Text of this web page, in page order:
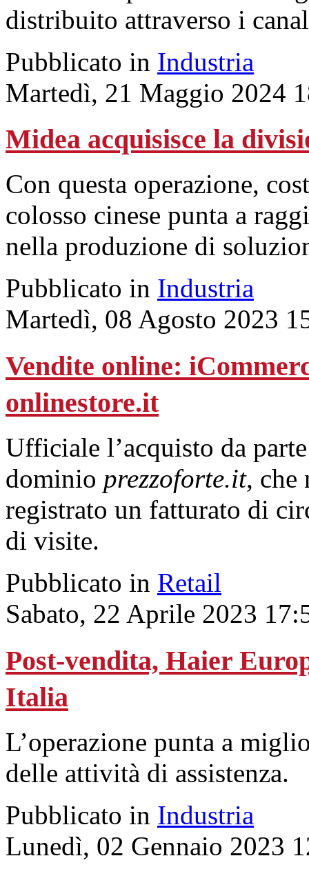
distribuito attraverso i
Pubblicato in Industria
Martedì, 21 Maggio 2024
Midea acquisisce la
Con questa operazione,
colosso cinese punta a
nella produzione di
Pubblicato in Industria
Martedì, 08 Agosto 2023
Vendite online:
onlinestore.it
Ufficiale l’acquisto da
dominio prezzoforte.it, che
registrato un fatturato di
di visite.
Pubblicato in Retail
Sabato, 22 Aprile 2023
Post-vendita, Haier
Italia
L’operazione punta a
delle attività di assistenza.
Pubblicato in Industria
Lunedì, 02 Gennaio 2023